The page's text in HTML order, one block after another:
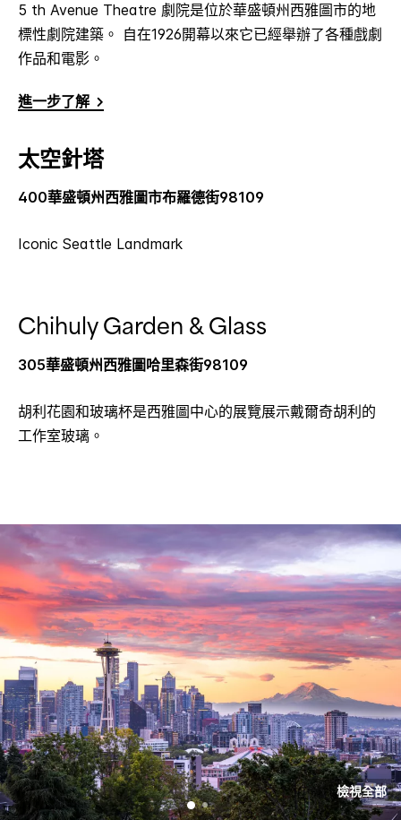
5 th Avenue Theatre 劇院是位於華盛頓州西雅圖市的地
標性劇院建築。 自在1926開幕以來它已經舉辦了各種戲劇
作品和電影。
進一步了解
太空針塔
400華盛頓州西雅圖市布羅德街98109
Iconic Seattle Landmark
Chihuly Garden & Glass
305華盛頓州西雅圖哈里森街98109
胡利花園和玻璃杯是西雅圖中心的展覽展示戴爾奇胡利的
工作室玻璃。
檢視全部